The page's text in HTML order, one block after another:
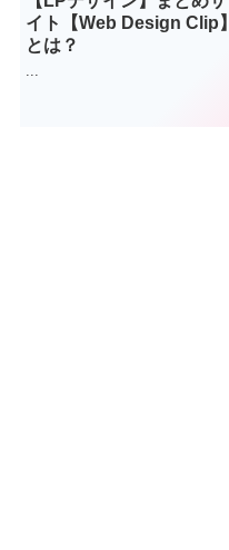
イト【Web Design Clip】
とは？
...